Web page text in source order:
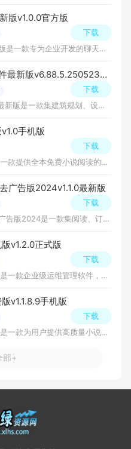
版v1.0.0官方版
聚慧掌app手机最新版是一款专为企业开发的聊天工具，以高效、便捷的方式为企业内部沟通提供了一个全面的解决方案，该软件集成了多种实用功能，能够满足企业内部不同部门、岗位的沟通需求。
下载
E建宝建筑办公软件最新版v6.88.5.2505230000安卓版
E建宝建筑办公软件最新版是一款集建筑规划、设计、施工及监理等全过程的智能化软件应用，能够大幅度提升建筑行业的效率和质量标准，提供了全方面的工作支持和便利。
下载
手机版
最热书库无广告版是一款提供全本免费小说阅读的手机软件，软件界面简洁明了，操作流畅，提供了舒适的阅读环境，更有大量优质的图书资源，及其当下热门的全本小说资源，有需要的朋友快来下载吧！
下载
广告版2024v1.1.0最新版
阅扑小说app手机去广告版2024是一款集阅读、订阅和推荐为一体的小说读物应用软件，该软件提供了海量的小说资源，包括言情、玄幻、武侠、穿越等各种类型的小说，用户可以使用该软件在线阅读或下载小说。
下载
v1.2.0正式版
水色运维官方手机版是一款企业级运维管理软件，致力于提升企业的IT运维效率和运维管理质量，该软件集数据收集、分析统计、监控预警、告警通知、故障处理等功能于一体，为企业提供了全面的IT运维管理解决方案。
下载
v1.1.8.9手机版
小说部落软件免费版是一款为用户提供高质量小说阅读体验的手机软件，小说部落界面简单直观，操作方便，拥有海量小说资源和优秀的阅读功能，能够满足用户对于小说阅读的各种需求！
下载
部+